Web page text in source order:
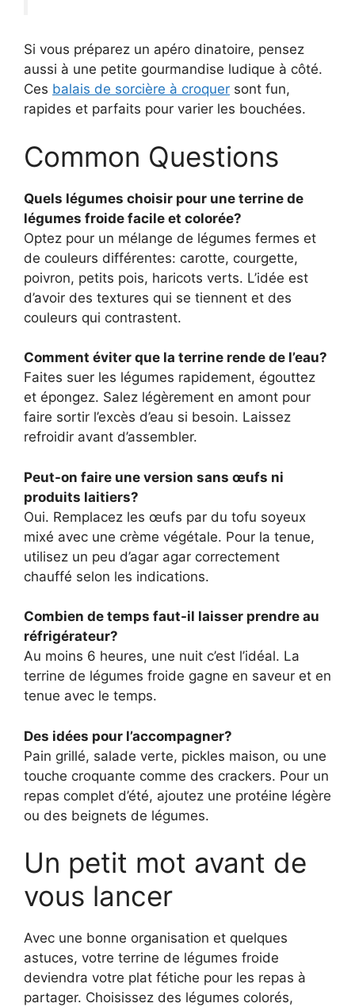
Si vous préparez un apéro dinatoire, pensez
aussi à une petite gourmandise ludique à côté.
Ces balais de sorcière à croquer sont fun,
rapides et parfaits pour varier les bouchées.
Common Questions
Quels légumes choisir pour une terrine de
légumes froide facile et colorée?
Optez pour un mélange de légumes fermes et
de couleurs différentes: carotte, courgette,
poivron, petits pois, haricots verts. L’idée est
d’avoir des textures qui se tiennent et des
couleurs qui contrastent.
Comment éviter que la terrine rende de l’eau?
Faites suer les légumes rapidement, égouttez
et épongez. Salez légèrement en amont pour
faire sortir l’excès d’eau si besoin. Laissez
refroidir avant d’assembler.
Peut-on faire une version sans œufs ni
produits laitiers?
Oui. Remplacez les œufs par du tofu soyeux
mixé avec une crème végétale. Pour la tenue,
utilisez un peu d’agar agar correctement
chauffé selon les indications.
Combien de temps faut-il laisser prendre au
réfrigérateur?
Au moins 6 heures, une nuit c’est l’idéal. La
terrine de légumes froide gagne en saveur et en
tenue avec le temps.
Des idées pour l’accompagner?
Pain grillé, salade verte, pickles maison, ou une
touche croquante comme des crackers. Pour un
repas complet d’été, ajoutez une protéine légère
ou des beignets de légumes.
Un petit mot avant de
vous lancer
Avec une bonne organisation et quelques
astuces, votre terrine de légumes froide
deviendra votre plat fétiche pour les repas à
partager. Choisissez des légumes colorés,